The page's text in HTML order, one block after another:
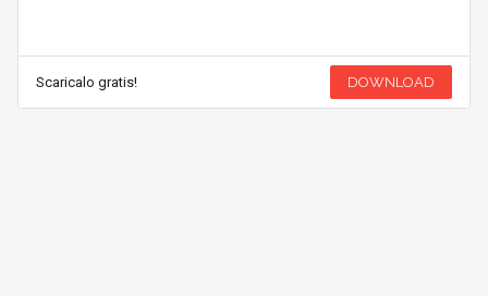
Scaricalo gratis! DOWNLOAD